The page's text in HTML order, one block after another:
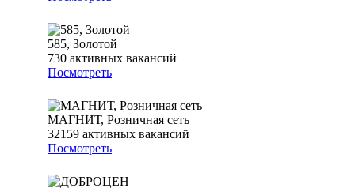
585, Золотой
730 активных вакансий
Посмотреть
МАГНИТ, Розничная сеть
32159 активных вакансий
Посмотреть